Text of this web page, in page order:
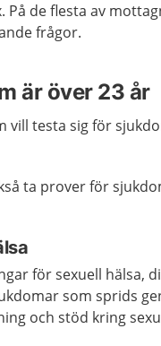
de flesta av
frågor.
är över 23 år
vill testa sig för
ta prover för
för sexuell hälsa,
som sprids
och stöd kring